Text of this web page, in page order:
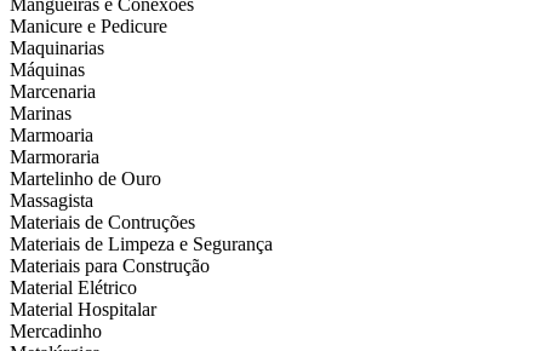
Mangueiras e Conexões
Manicure e Pedicure
Maquinarias
Máquinas
Marcenaria
Marinas
Marmoaria
Marmoraria
Martelinho de Ouro
Massagista
Materiais de Contruções
Materiais de Limpeza e Segurança
Materiais para Construção
Material Elétrico
Material Hospitalar
Mercadinho